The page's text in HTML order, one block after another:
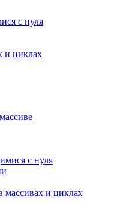
с нуля
и циклах
с нуля
массивах и циклах